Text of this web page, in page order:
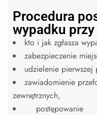
Procedura
wypadku
kto i jak zgłasza
zabezpieczenie
udzielenie pierwszej
zawiadomienie
zewnętrznych,